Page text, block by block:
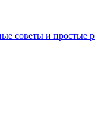
советы и простые